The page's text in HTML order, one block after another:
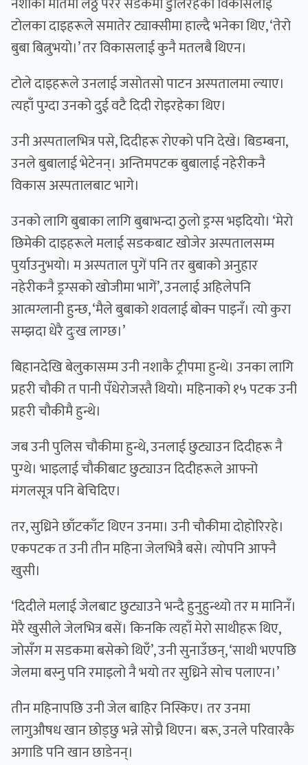
टोलका दाइहरूले समातेर ट्याक्सीमा हाल्दै भनेका थिए, ‘तेरो
बुबा बित्नुभयो।’ तर विकासलाई कुनै मतलबै थिएन।
टोले दाइहरूले उनलाई जसोतसो पाटन अस्पतालमा ल्याए।
त्यहाँ पुग्दा उनको दुई वटै दिदी रोइरहेका थिए।
उनी अस्पतालभित्र पसे, दिदीहरू रोएको पनि देखे। बिडम्बना,
उनले बुबालाई भेटेनन्। अन्तिमपटक बुबालाई नहेरीकनै
विकास अस्पतालबाट भागे।
उनको लागि बुबाका लागि बुबाभन्दा ठुलो ड्रग्स भइदियो। ‘मेरो
छिमेकी दाइहरूले मलाई सडकबाट खोजेर अस्पतालसम्म
पुर्याउनुभयो। म अस्पताल पुगें पनि तर बुबाको अनुहार
नहेरीकनै ड्रग्सको खोजीमा भागें’, उनलाई अहिलेपनि
आत्मग्लानी हुन्छ, ‘मैले बुबाको शवलाई बोक्न पाइनँ। त्यो कुरा
सम्झदा धेरै दुःख लाग्छ।’
बिहानदेखि बेलुकासम्म उनी नशाकै ट्रीपमा हुन्थे। उनका लागि
प्रहरी चौकी त पानी पँधेरोजस्तै थियो। महिनाको १५ पटक उनी
प्रहरी चौकीमै हुन्थे।
जब उनी पुलिस चौकीमा हुन्थे, उनलाई छुट्याउन दिदीहरू नै
पुग्थे। भाइलाई चौकीबाट छुट्याउन दिदीहरूले आफ्नो
मंगलसूत्र पनि बेचिदिए।
तर, सुध्रिने छाँटकाँट थिएन उनमा। उनी चौकीमा दोहोरिरहे।
एकपटक त उनी तीन महिना जेलभित्रै बसे। त्योपनि आफ्नै
खुसी।
‘दिदीले मलाई जेलबाट छुट्याउने भन्दै हुनुहुन्थ्यो तर म मानिनँ।
मेरै खुसीले जेलभित्र बसें। किनकि त्यहाँ मेरो साथीहरू थिए,
जोसँग म सडकमा बसेको थिएँ’, उनी सुनाउँछन्, ‘साथी भएपछि
जेलमा बस्नु पनि रमाइलो नै भयो तर सुध्रिने सोच पलाएन।’
तीन महिनापछि उनी जेल बाहिर निस्किए। तर उनमा
लागुऔषध खान छोड्छु भन्ने सोच्नै थिएन। बरू, उनले परिवारकै
अगाडि पनि खान छाडेनन्।